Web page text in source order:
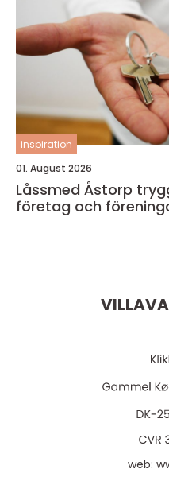
inspiration
01. August 2026
Låssmed Åstorp trygg säkerhet för hem,
företag och
web: